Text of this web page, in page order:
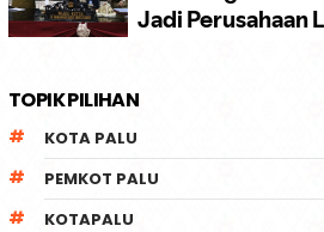
TOPIK PILIHAN
KOTA PALU
PEMKOT PALU
KOTAPALU